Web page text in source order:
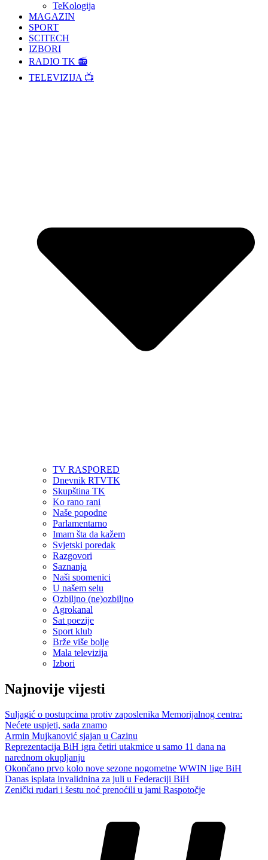
TeKologija
MAGAZIN
SPORT
SCITECH
IZBORI
RADIO TK 📻
TELEVIZIJA 📺
TV RASPORED
Dnevnik RTVTK
Skupština TK
Ko rano rani
Naše popodne
Parlamentarno
Imam šta da kažem
Svjetski poredak
Razgovori
Saznanja
Naši spomenici
U našem selu
Ozbiljno (ne)ozbiljno
Agrokanal
Sat poezije
Sport klub
Brže više bolje
Mala televizija
Izbori
Najnovije vijesti
Suljagić o postupcima protiv zaposlenika Memorijalnog centra:
Nećete uspjeti, sada znamo
Armin Mujkanović sjajan u Cazinu
Reprezentacija BiH igra četiri utakmice u samo 11 dana na
narednom okupljanju
Okončano prvo kolo nove sezone nogometne WWIN lige BiH
Danas isplata invalidnina za juli u Federaciji BiH
Zenički rudari i šestu noć prenoćili u jami Raspotočje